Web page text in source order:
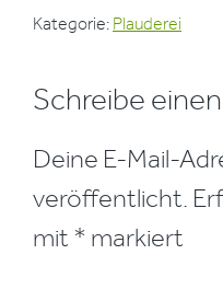
Kategorie: Plauderei
Leser-
Schreibe
Deine E-Mail-
veröffentlicht.
mit * markiert